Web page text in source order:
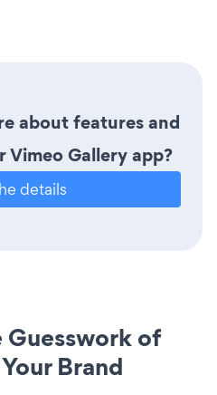
about features and
Gallery app?
details
Guesswork of
Brand